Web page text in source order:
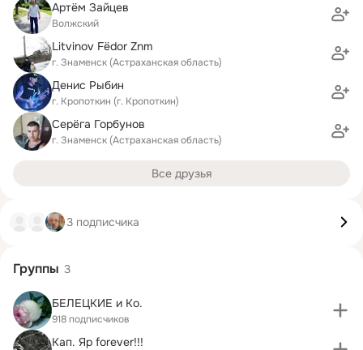
Артём Зайцев
Волжский
Litvinov Fёdor Znm
г. Знаменск (Астраханская область)
Денис Рыбин
г. Кропоткин (г. Кропоткин)
Серёга Горбунов
г. Знаменск (Астраханская область)
Все друзья
3 подписчика
Группы 3
БЕЛЕЦКИЕ и Ко.
918 подписчиков
Кап. Яр forever!!!